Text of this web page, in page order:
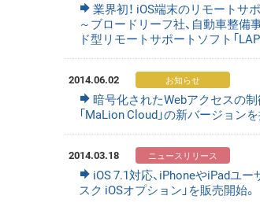
業界初！ iOS端末のリモートサ
～ブロードリーフ社、自動車整
ド型リモートサポートソフト「
2014.06.02
暗号化されたWebアクセスの
「MaLion Cloud」の新バージョンを
2014.03.18
iOS 7.1対応、iPhoneやiPadユ
スク iOSオプション」を販売開始。